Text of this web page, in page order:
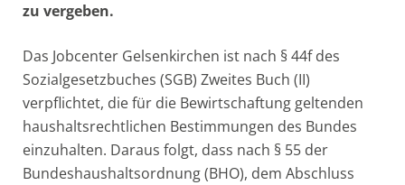
zu vergeben.
Das Jobcenter Gelsenkirchen ist nach § 44f des
Sozialgesetzbuches (SGB) Zweites Buch (II)
verpflichtet, die für die Bewirtschaftung geltenden
haushaltsrechtlichen Bestimmungen des Bundes
einzuhalten. Daraus folgt, dass nach § 55 der
Bundeshaushaltsordnung (BHO), dem Abschluss